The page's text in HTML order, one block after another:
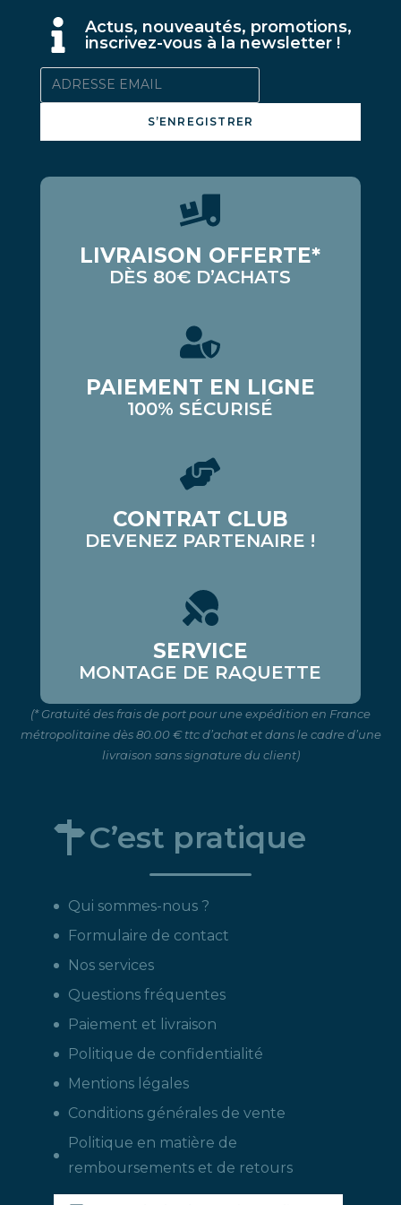
Actus, nouveautés, promotions,
inscrivez-vous à la newsletter !
S’ENREGISTRER
LIVRAISON OFFERTE*
DÈS 80€ D’ACHATS
PAIEMENT EN LIGNE
100% SÉCURISÉ
CONTRAT CLUB
DEVENEZ PARTENAIRE !
SERVICE
MONTAGE DE RAQUETTE
(* Gratuité des frais de port pour une expédition en France
métropolitaine dès 80.00 € ttc d’achat et dans le cadre d’une
livraison sans signature du client)
C’est pratique
Qui sommes-nous ?
Formulaire de contact
Nos services
Questions fréquentes
Paiement et livraison
Politique de confidentialité
Mentions légales
Conditions générales de vente
Politique en matière de
remboursements et de retours